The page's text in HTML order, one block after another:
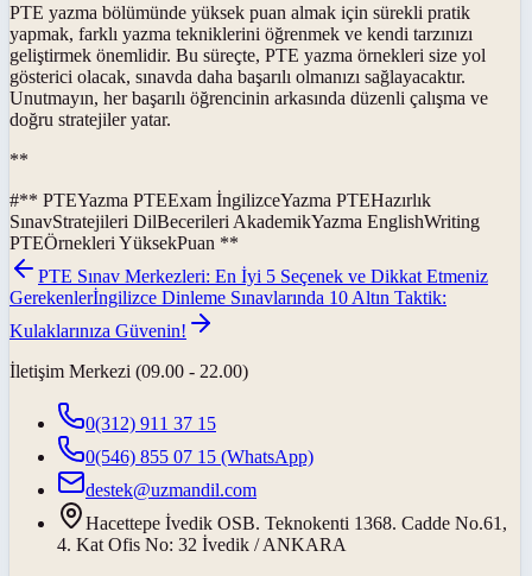
PTE yazma bölümünde yüksek puan almak için sürekli pratik
yapmak, farklı yazma tekniklerini öğrenmek ve kendi tarzınızı
geliştirmek önemlidir. Bu süreçte, PTE yazma örnekleri size yol
gösterici olacak, sınavda daha başarılı olmanızı sağlayacaktır.
Unutmayın, her başarılı öğrencinin arkasında düzenli çalışma ve
doğru stratejiler yatar.
**
#** PTEYazma PTEExam İngilizceYazma PTEHazırlık
SınavStratejileri DilBecerileri AkademikYazma EnglishWriting
PTEÖrnekleri YüksekPuan **
PTE Sınav Merkezleri: En İyi 5 Seçenek ve Dikkat Etmeniz
Gerekenlerİngilizce Dinleme Sınavlarında 10 Altın Taktik:
Kulaklarınıza Güvenin!
İletişim Merkezi (09.00 - 22.00)
0(312) 911 37 15
0(546) 855 07 15 (WhatsApp)
destek@uzmandil.com
Hacettepe İvedik OSB. Teknokenti 1368. Cadde No.61,
4. Kat Ofis No: 32 İvedik / ANKARA